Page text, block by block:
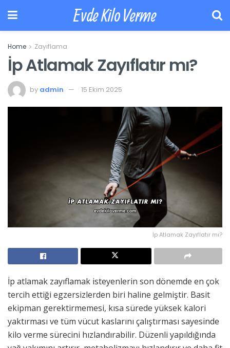
Evde Kilo Verme
Home Zayıflama
İp Atlamak Zayıflatır mı?
by admin 15 Ekim 2025
İp Atlamak Zayıflatır mı?
İp atlamak zayıflamak isteyenlerin son dönemde en çok
tercih ettiği egzersizlerden biri haline gelmiştir. Basit
ekipman gerektirmemesi, kısa sürede yüksek kalori
yaktırması ve tüm vücut kaslarını çalıştırması sayesinde
kilo verme sürecini hızlandırabilir. Düzenli yapıldığında